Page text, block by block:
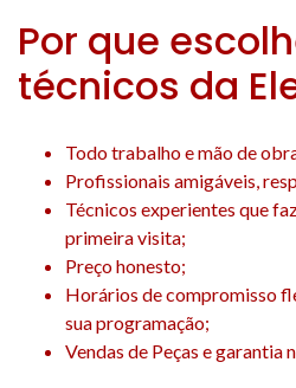
Por que
técnicos da
Todo trabalho e mão de
Profissionais amigáveis,
Técnicos experientes que
primeira visita;
Preço honesto;
Horários de compromisso
sua programação;
Vendas de Peças e garantia